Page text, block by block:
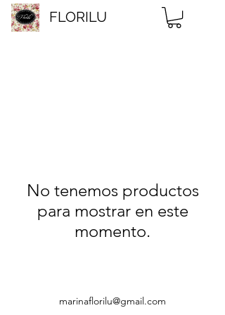
FLORILU
No tenemos productos
para mostrar en este
momento.
marinaflorilu@gmail.com